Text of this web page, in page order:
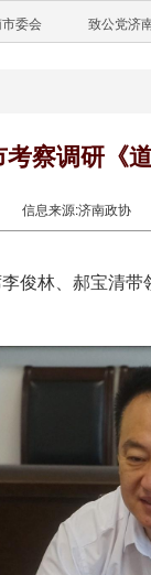
委会 致公党济
察调研《
信息来源:济南政协
俊林、郝宝清